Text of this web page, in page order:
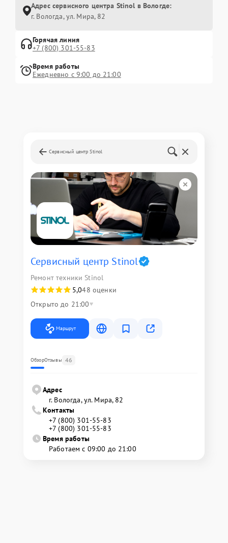
Адрес сервисного центра Stinol в Вологде:
г. Вологда, ул. Мира, 82
Горячая линия
+7 (800) 301-55-83
Время работы
Ежедневно с 9:00 до 21:00
Сервисный центр Stinol
Сервисный центр Stinol
Ремонт техники Stinol
5,048 оценки
Открыто до 21:00
Маршрут
ОбзорОтзывы 46
Адрес
г. Вологда, ул. Мира, 82
Контакты
+7 (800) 301-55-83
+7 (800) 301-55-83
Время работы
Работаем с 09:00 до 21:00